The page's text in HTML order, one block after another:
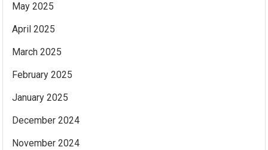
May 2025
April 2025
March 2025
February 2025
January 2025
December 2024
November 2024